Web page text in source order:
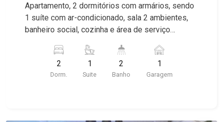
Apartamento, 2 dormitórios com armários, sendo
1 suíte com ar-condicionado, sala 2 ambientes,
banheiro social, cozinha e área de serviço
vaga, excelente localização, próximo ao Shopping
Iguatemi. Martinelli Imobiliária, referência no
mercado imobiliário desde 2000. Especialistas
2
Dorm.
1
Suite
2
Banho
1
Garagem